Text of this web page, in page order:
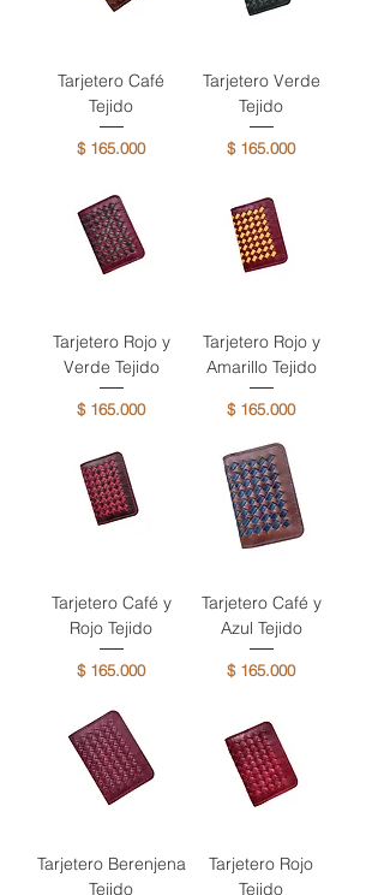
Tarjetero Café
Tejido
Precio
$ 165.000
Tarjetero Verde
Tejido
Precio
$ 165.000
Tarjetero Rojo y
Verde Tejido
Precio
$ 165.000
Tarjetero Rojo y
Amarillo Tejido
Precio
$ 165.000
Tarjetero Café y
Rojo Tejido
Precio
$ 165.000
Tarjetero Café y
Azul Tejido
Precio
$ 165.000
Tarjetero Berenjena
Tejido
Tarjetero Rojo
Tejido